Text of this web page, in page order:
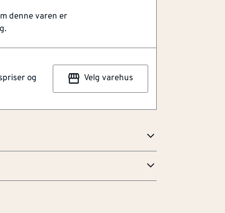
og
Velg varehus
denne varen er
svart med stretchpaneler.
slitesterkt materiale med